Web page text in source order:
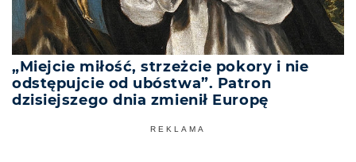
„Miejcie miłość, strzeżcie pokory i nie
odstępujcie od ubóstwa”. Patron
dzisiejszego dnia zmienił Europę
REKLAMA